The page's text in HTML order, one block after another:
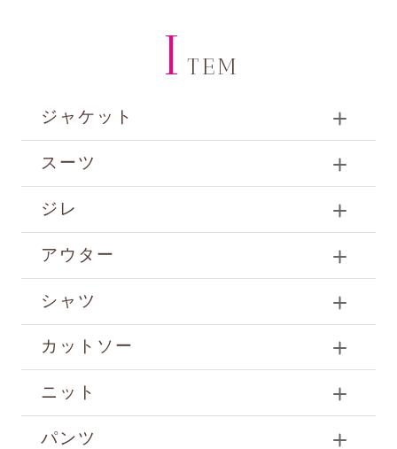
I TEM
ジャケット
スーツ
ジレ
アウター
シャツ
カットソー
ニット
パンツ